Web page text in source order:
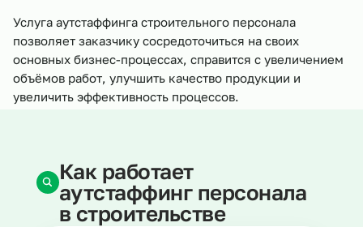
Услуга аутстаффинга строительного персонала
позволяет заказчику сосредоточиться на своих
основных бизнес-процессах, справится с увеличением
объёмов работ, улучшить качество продукции и
увеличить эффективность процессов.
Как работает
аутстаффинг персонала
в строительстве